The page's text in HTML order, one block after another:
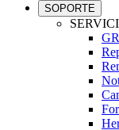
SOPORTE